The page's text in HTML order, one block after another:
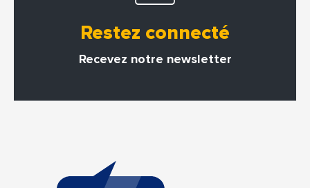
Restez connecté
Recevez notre newsletter